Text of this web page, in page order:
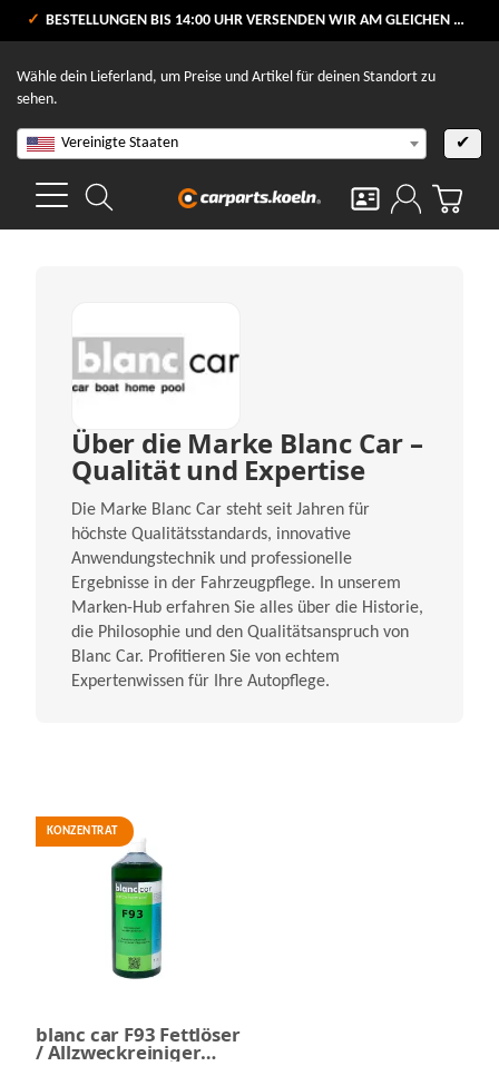
VERSANDKOSTENFREI AB 80 €
BESTELLUNGEN BIS 14:00 UHR VERSENDEN WIR AM GLEICHEN WERKTAG
Wähle dein Lieferland, um Preise und Artikel für deinen Standort zu
sehen.
Vereinigte Staaten ✔
Über die Marke Blanc Car –
Qualität und Expertise
Die Marke Blanc Car steht seit Jahren für
höchste Qualitätsstandards, innovative
Anwendungstechnik und professionelle
Ergebnisse in der Fahrzeugpflege. In unserem
Marken-Hub erfahren Sie alles über die Historie,
die Philosophie und den Qualitätsanspruch von
Blanc Car. Profitieren Sie von echtem
Expertenwissen für Ihre Autopflege.
KONZENTRAT
blanc car F93 Fettlöser
/ Allzweckreiniger